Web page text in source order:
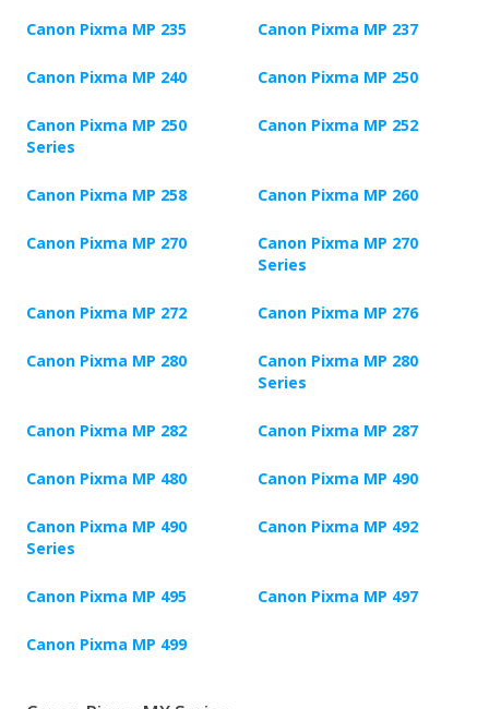
Canon Pixma MP 235 Canon Pixma MP 237
Canon Pixma MP 240 Canon Pixma MP 250
Canon Pixma MP 250
Series
Canon Pixma MP 252
Canon Pixma MP 258 Canon Pixma MP 260
Canon Pixma MP 270
Canon Pixma MP 270
Series
Canon Pixma MP 272 Canon Pixma MP 276
Canon Pixma MP 280
Canon Pixma MP 280
Series
Canon Pixma MP 282 Canon Pixma MP 287
Canon Pixma MP 480 Canon Pixma MP 490
Canon Pixma MP 490
Series
Canon Pixma MP 492
Canon Pixma MP 495 Canon Pixma MP 497
Canon Pixma MP 499